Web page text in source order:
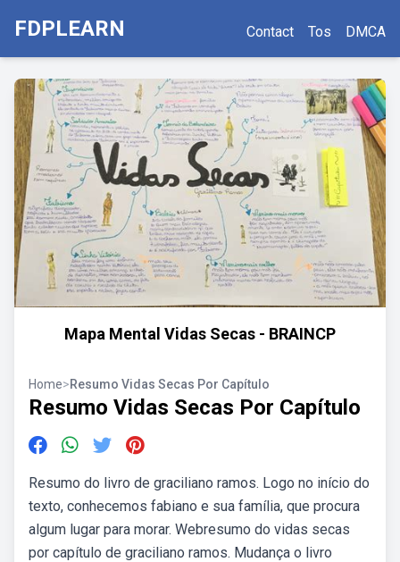
FDPLEARN Contact Tos DMCA
Mapa Mental Vidas Secas - BRAINCP
Home>Resumo Vidas Secas Por Capítulo
Resumo Vidas Secas Por Capítulo
Resumo do livro de graciliano ramos. Logo no início do
texto, conhecemos fabiano e sua família, que procura
algum lugar para morar. Webresumo do vidas secas
por capítulo de graciliano ramos. Mudança o livro